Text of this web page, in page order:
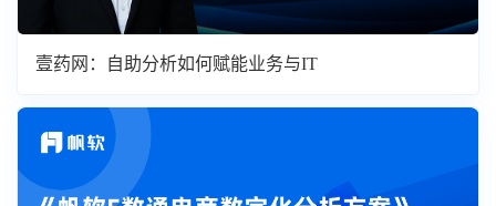
壹药网：自助分析如何赋能业务与IT